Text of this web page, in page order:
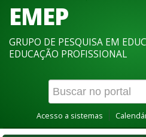
EMEP
GRUPO DE PESQUISA EM
EDUCAÇÃO PROFISSIONAL
Acesso a sistemas